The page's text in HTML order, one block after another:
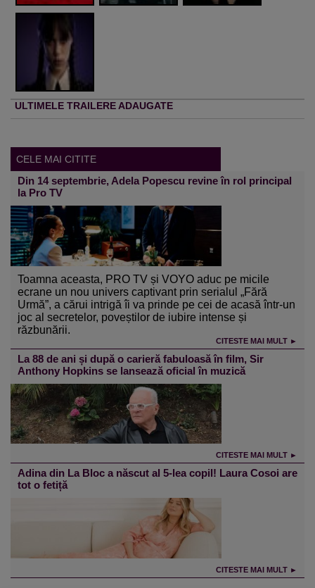
ULTIMELE TRAILERE ADAUGATE
CELE MAI CITITE
Din 14 septembrie, Adela Popescu revine în rol principal
la Pro TV
Toamna aceasta, PRO TV și VOYO aduc pe micile
ecrane un nou univers captivant prin serialul „Fără
Urmă”, a cărui intrigă îi va prinde pe cei de acasă într-un
joc al secretelor, poveștilor de iubire intense și
răzbunării.
CITESTE MAI MULT ►
La 88 de ani și după o carieră fabuloasă în film, Sir
Anthony Hopkins se lansează oficial în muzică
CITESTE MAI MULT ►
Adina din La Bloc a născut al 5-lea copil! Laura Cosoi are
tot o fetiță
CITESTE MAI MULT ►